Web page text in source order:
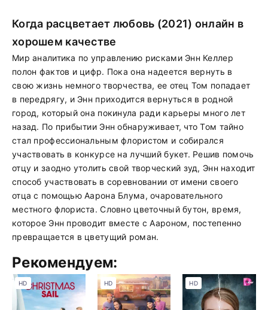
Когда расцветает любовь (2021) онлайн в
хорошем качестве
Мир аналитика по управлению рисками Энн Келлер
полон фактов и цифр. Пока она надеется вернуть в
свою жизнь немного творчества, ее отец Том попадает
в передрягу, и Энн приходится вернуться в родной
город, который она покинула ради карьеры много лет
назад. По прибытии Энн обнаруживает, что Том тайно
стал профессиональным флористом и собирался
участвовать в конкурсе на лучший букет. Решив помочь
отцу и заодно утолить свой творческий зуд, Энн находит
способ участвовать в соревновании от имени своего
отца с помощью Аарона Блума, очаровательного
местного флориста. Словно цветочный бутон, время,
которое Энн проводит вместе с Аароном, постепенно
превращается в цветущий роман.
Рекомендуем:
HD HD HD